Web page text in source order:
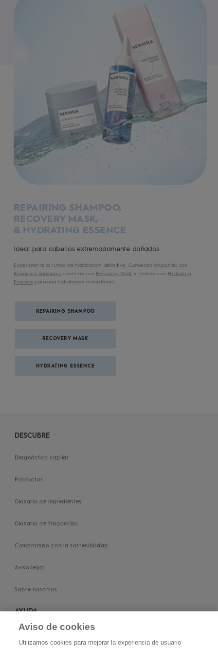
REPAIRING SHAMPOO,
RECOVERY MASK,
& HYDRATING ESSENCE
Ideal para cabellos extremadamente dañados.
Experimenta la rutina de hidratación definitiva. Comienza limpiando con
Repairing Shampoo , continúa con Recovery Mask y finaliza con Hydrating
Essence para una hidratación instantánea.
REPAIRING SHAMPOO
RECOVERY MASK
HYDRATING ESSENCE
DESCUBRE
Diagnóstico capilar
Productos
Glosario de ingredientes
Glosario de fragancias
Compromiso con la sostenibilidad
Aviso legal
Sobre nosotros
AYUDA
Aviso de cookies
Utilizamos cookies para mejorar la experiencia de usuario